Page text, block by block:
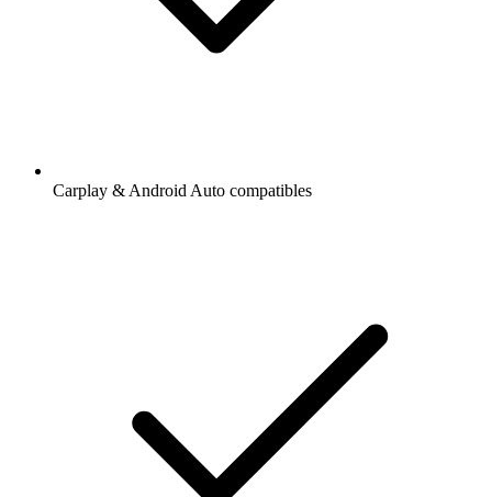
Carplay & Android Auto compatibles